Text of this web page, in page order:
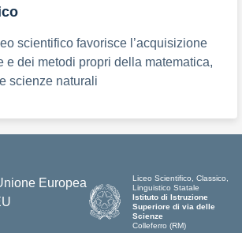
scientifico favorisce l’acquisizione
e dei metodi propri della matematica,
scienze naturali
Liceo Scientifico, Classico,
Linguistico Statale
Istituto di Istruzione
Superiore di via delle
Scienze
Colleferro (RM)